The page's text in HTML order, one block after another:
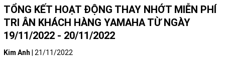
19/11/2022 - 20/11/2022
TỔNG KẾT HOẠT ĐỘNG THAY NHỚT MIỄN PHÍ
TRI ÂN KHÁCH HÀNG YAMAHA TỪ NGÀY
19/11/2022 - 20/11/2022
Kim Anh 21/11/2022